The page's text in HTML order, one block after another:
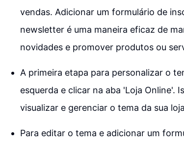
vendas. Adicionar um formulário de
newsletter é uma maneira eficaz de
novidades e promover produtos ou
A primeira etapa para personalizar o
esquerda e clicar na aba 'Loja Online'.
visualizar e gerenciar o tema da sua
Para editar o tema e adicionar um